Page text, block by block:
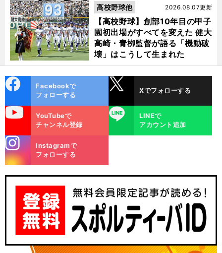
【高校野球】創部10年目の甲子
園初出場がすべてを変えた 健大
高崎・青栁監督が語る「機動破
壊」はこうして生まれた
2026.08.07更新
高校野球他
ok
Facebookで
フォローする
Xでフォローする
YouTubeで
チャンネル登録
LINE
LINEで
アカウント追加
m
Instagramで
フォローする